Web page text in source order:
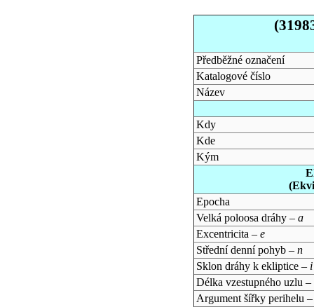
Předběžné označení
Katalogové číslo
Název
Kdy
Kde
Kým
Epocha
Velká poloosa dráhy – a
Excentricita – e
Střední denní pohyb – n
Sklon dráhy k ekliptice – i
Délka vzestupného uzlu –
Argument šířky perihelu